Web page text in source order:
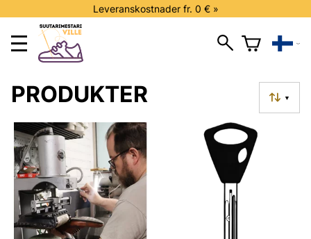
Leveranskostnader fr. 0 € »
▼
PRODUKTER